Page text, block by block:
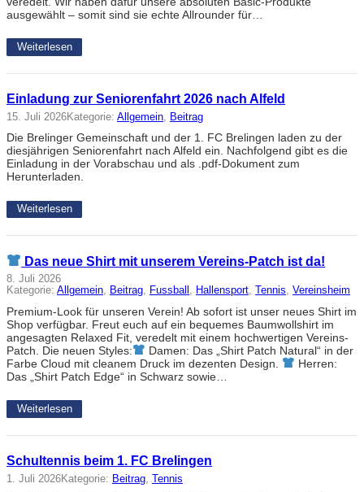
ausgewählt – somit sind sie echte Allrounder für…
Weiterlesen
Einladung zur Seniorenfahrt 2026 nach Alfeld
15. Juli 2026Kategorie: Allgemein Beitrag
Die Brelinger Gemeinschaft und der 1. FC Brelingen laden zu der
diesjährigen Seniorenfahrt nach Alfeld ein. Nachfolgend gibt es die
Einladung in der Vorabschau und als .pdf-Dokument zum
Herunterladen.
Weiterlesen
Das neue Shirt mit unserem Vereins-Patch ist da!
8. Juli 2026
Kategorie: Allgemein, Beitrag, Fussball , Hallensport, Tennis, Vereinsheim
Premium-Look für unseren Verein! Ab sofort ist unser neues Shirt im
Shop verfügbar. Freut euch auf ein bequemes Baumwollshirt im
angesagten Relaxed Fit, veredelt mit einem hochwertigen Vereins-
Patch. Die neuen Styles:
Damen: Das „Shirt Patch Natural“ in der
Farbe Cloud mit cleanem Druck im dezenten Design.
Herren:
Das „Shirt Patch Edge“ in Schwarz sowie…
Weiterlesen
Schultennis beim 1. FC Brelingen
1. Juli 2026Kategorie: Beitrag Tennis